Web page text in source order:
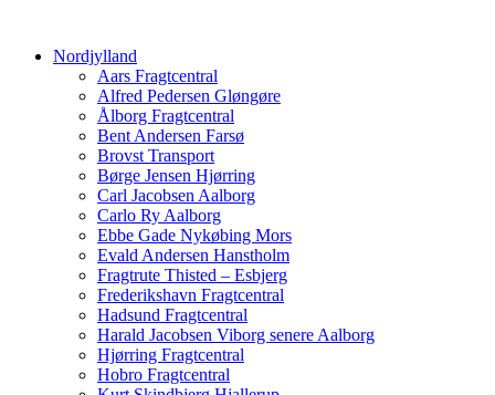
Nordjylland
Aars Fragtcentral
Alfred Pedersen Gløngøre
Ålborg Fragtcentral
Bent Andersen Farsø
Brovst Transport
Børge Jensen Hjørring
Carl Jacobsen Aalborg
Carlo Ry Aalborg
Ebbe Gade Nykøbing Mors
Evald Andersen Hanstholm
Fragtrute Thisted – Esbjerg
Frederikshavn Fragtcentral
Hadsund Fragtcentral
Harald Jacobsen Viborg senere Aalborg
Hjørring Fragtcentral
Hobro Fragtcentral